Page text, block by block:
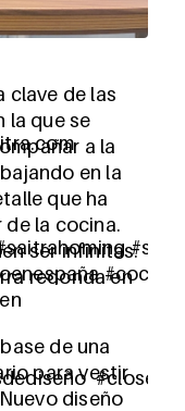
clave de las
la que se
a la
en la
que ha
la cocina.
ser infinitas.
redonda en
de una
para vestir
diseño
#closet